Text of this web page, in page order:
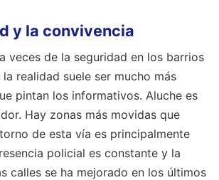
y la convivencia
veces de la seguridad en los barrios
realidad suele ser mucho más
pintan los informativos. Aluche es
Hay zonas más movidas que
de esta vía es principalmente
policial es constante y la
calles se ha mejorado en los últimos